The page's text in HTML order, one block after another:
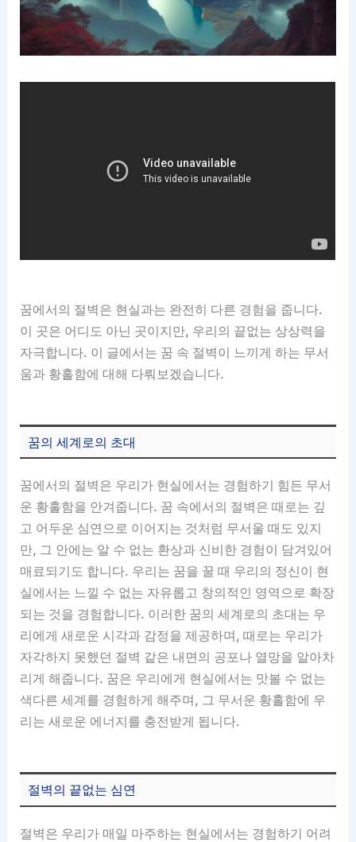
꿈에서의 절벽은 현실과는 완전히 다른 경험을 줍니다.
이 곳은 어디도 아닌 곳이지만, 우리의 끝없는 상상력을
자극합니다. 이 글에서는 꿈 속 절벽이 느끼게 하는 무서
움과 황홀함에 대해 다뤄보겠습니다.
꿈의 세계로의 초대
꿈에서의 절벽은 우리가 현실에서는 경험하기 힘든 무서
운 황홀함을 안겨줍니다. 꿈 속에서의 절벽은 때로는 깊
고 어두운 심연으로 이어지는 것처럼 무서울 때도 있지
만, 그 안에는 알 수 없는 환상과 신비한 경험이 담겨있어
매료되기도 합니다. 우리는 꿈을 꿀 때 우리의 정신이 현
실에서는 느낄 수 없는 자유롭고 창의적인 영역으로 확장
되는 것을 경험합니다. 이러한 꿈의 세계로의 초대는 우
리에게 새로운 시각과 감정을 제공하며, 때로는 우리가
자각하지 못했던 절벽 같은 내면의 공포나 열망을 알아차
리게 해줍니다. 꿈은 우리에게 현실에서는 맛볼 수 없는
색다른 세계를 경험하게 해주며, 그 무서운 황홀함에 우
리는 새로운 에너지를 충전받게 됩니다.
절벽의 끝없는 심연
절벽은 우리가 매일 마주하는 현실에서는 경험하기 어려